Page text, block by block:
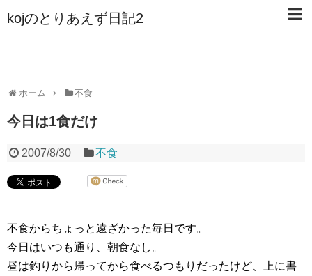
kojのとりあえず日記2
ホーム 不食
今日は1食だけ
2007/8/30 不食
不食からちょっと遠ざかった毎日です。
今日はいつも通り、朝食なし。
昼は釣りから帰ってから食べるつもりだったけど、上に書